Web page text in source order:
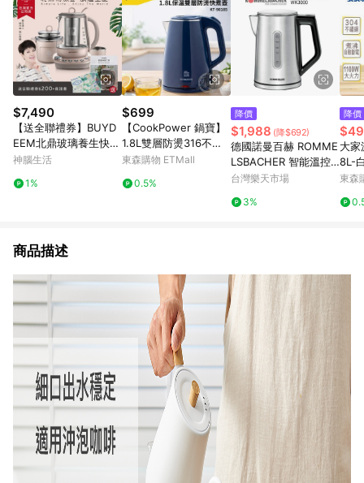
$7,490
【送全聯禮券】BUYD
EEM北鼎玻璃養生快煮
壺-粉漾美顏壼旗艦全
公司貨-陳月卿代言
神腦生活
1%
$699
【CookPower 鍋寶】
1.8L雙層防燙316不鏽
鋼保溫快煮壺(KT-9018
茶壺/煮水壺
東森購物 ETMall
0.5%
降價
$1,988 (降$692)
德國諾曼百赫 ROMME
LSBACHER 智能溫控
保溫快煮壺 WK 3000
台灣樂天市場
3%
降價
大家
8L-
東森
商品描述